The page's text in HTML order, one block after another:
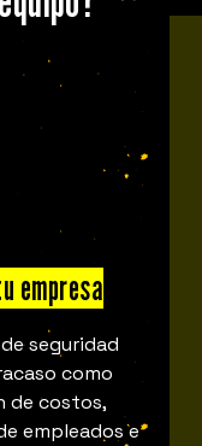
empresa
seguridad
como
de costos,
empleados e